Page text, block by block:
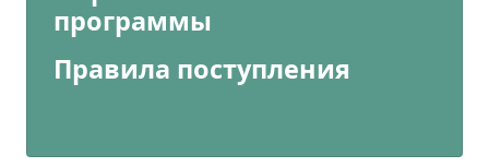
программы
Правила поступления